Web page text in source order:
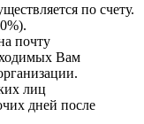
по счету.
почту
Вам
лиц
дней после